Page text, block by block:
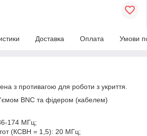
Доставка Оплата Умови
з противагою для роботи з укриття.
BNC та фідером (кабелем)
174 МГц;
(КСВН = 1,5): 20 МГц;